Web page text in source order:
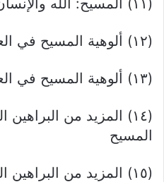
(١٢) ألوهية المسيح في العهد القديم
(۱۳) ألوهية المسيح في العهد الجديد
(١٤) المزيد من البراهين
المسيح
(١٥) المزيد من البراهين